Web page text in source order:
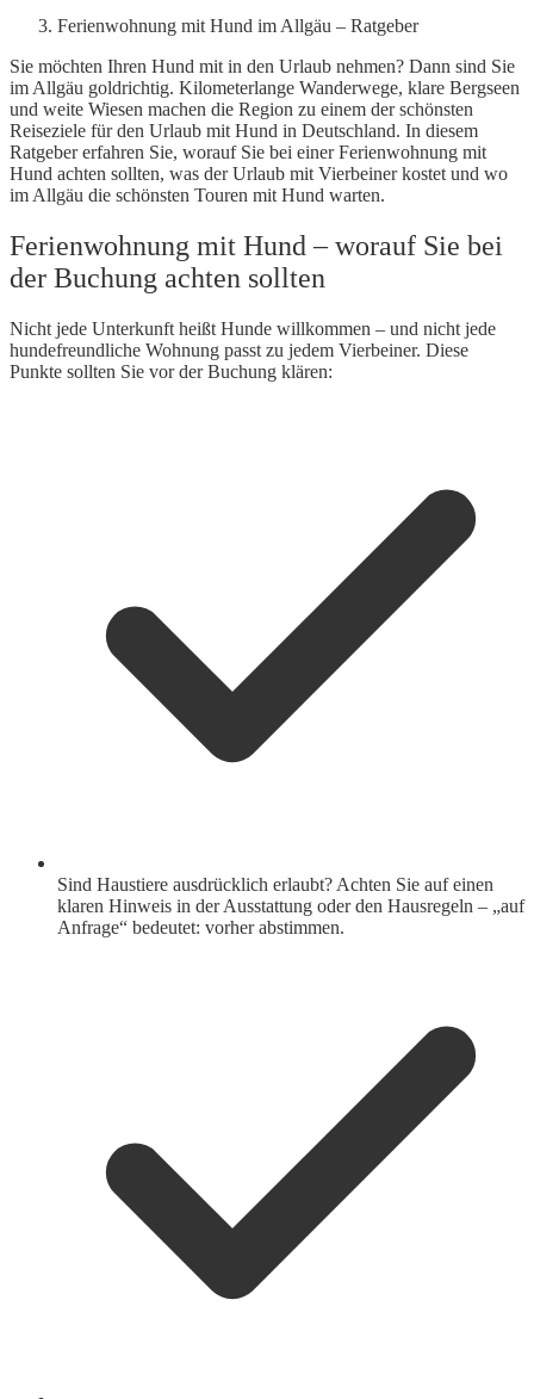
Ferienwohnung mit Hund im Allgäu – Ratgeber
Sie möchten Ihren Hund mit in den Urlaub nehmen? Dann sind Sie
im Allgäu goldrichtig. Kilometerlange Wanderwege, klare Bergseen
und weite Wiesen machen die Region zu einem der schönsten
Reiseziele für den Urlaub mit Hund in Deutschland. In diesem
Ratgeber erfahren Sie, worauf Sie bei einer Ferienwohnung mit
Hund achten sollten, was der Urlaub mit Vierbeiner kostet und wo
im Allgäu die schönsten Touren mit Hund warten.
Ferienwohnung mit Hund – worauf Sie bei
der Buchung achten sollten
Nicht jede Unterkunft heißt Hunde willkommen – und nicht jede
hundefreundliche Wohnung passt zu jedem Vierbeiner. Diese
Punkte sollten Sie vor der Buchung klären:
Sind Haustiere ausdrücklich erlaubt? Achten Sie auf einen
klaren Hinweis in der Ausstattung oder den Hausregeln – „auf
Anfrage“ bedeutet: vorher abstimmen.